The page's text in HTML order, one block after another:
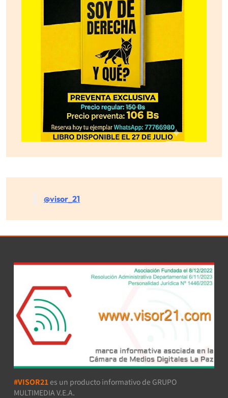
@visor_21
#VISOR21 es un producto informativo de GRUPO
MULTIMEDIA V.E.A.